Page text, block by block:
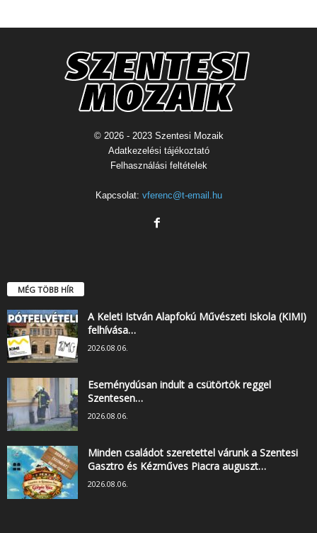
© 2026 - 2023 Szentesi Mozaik
Adatkezelési tájékoztató
Felhasználási feltételek
Kapcsolat: vferenc@t-email.hu
MÉG TÖBB HÍR
A Keleti István Alapfokú Művészeti Iskola (KIMI)
felhívása…
2026.08.06.
Eseménydúsan indult a csütörtök reggel
Szentesen…
2026.08.06.
Minden családot szeretettel várunk a Szentesi
Gasztro és Kézműves Piacra auguszt…
2026.08.06.